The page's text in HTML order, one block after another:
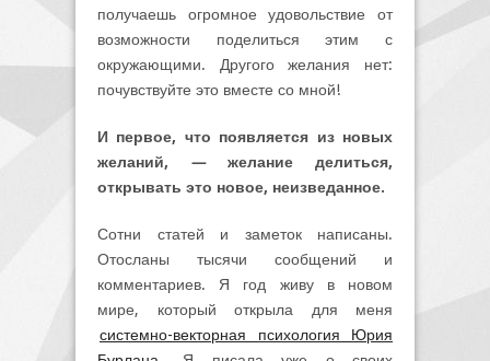
получаешь огромное удовольствие от
возможности поделиться этим с
окружающими. Другого желания нет:
почувствуйте это вместе со мной!
И первое, что появляется из новых
желаний, —желание делиться,
открывать это новое, неизведанное.
Сотни статей и заметок написаны.
Отосланы тысячи сообщений и
комментариев. Я год живу в новом
мире, который открыла для меня
системно-векторная психология Юрия